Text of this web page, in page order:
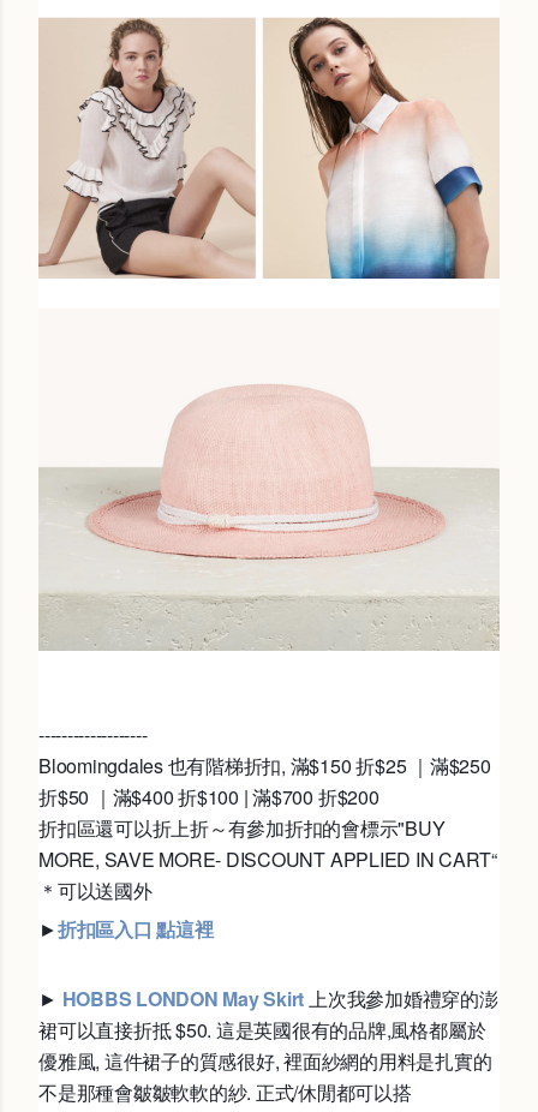
-------------------
Bloomingdales 也有階梯折扣, 滿$150 折$25 ｜滿$250
折$50 ｜滿$400 折$100 | 滿$700 折$200
折扣區還可以折上折～有參加折扣的會標示"BUY
MORE, SAVE MORE- DISCOUNT APPLIED IN CART“
＊可以送國外
►折扣區入口 點這裡
► HOBBS LONDON May Skirt上次我參加婚禮穿的澎
裙可以直接折抵 $50. 這是英國很有的品牌,風格都屬於
優雅風, 這件裙子的質感很好, 裡面紗網的用料是扎實的
不是那種會皺皺軟軟的紗. 正式/休閒都可以搭